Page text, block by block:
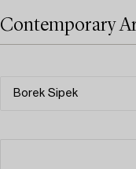
Contemporary